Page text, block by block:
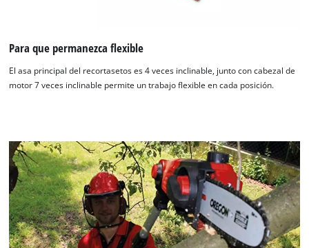
Para que permanezca flexible
El asa principal del recortasetos es 4 veces inclinable, junto con cabezal de
motor 7 veces inclinable permite un trabajo flexible en cada posición.